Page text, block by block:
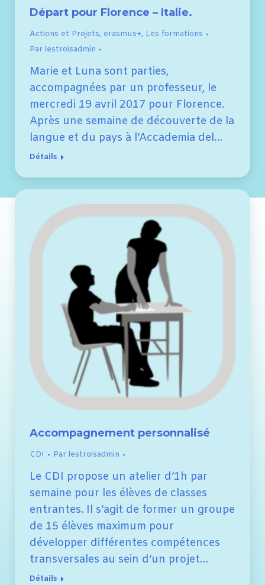
Départ pour Florence – Italie.
Actions et Projets, erasmus+, Les formations
Par lestroisadmin
Marie et Luna sont parties,
accompagnées par un professeur, le
mercredi 19 avril 2017 pour Florence.
Après une semaine de découverte de la
langue et du pays à l’Accademia del…
Détails
Accompagnement personnalisé
CDI Par lestroisadmin
Le CDI propose un atelier d’1h par
semaine pour les élèves de classes
entrantes. Il s’agit de former un groupe
de 15 élèves maximum pour
développer différentes compétences
transversales au sein d’un projet…
Détails